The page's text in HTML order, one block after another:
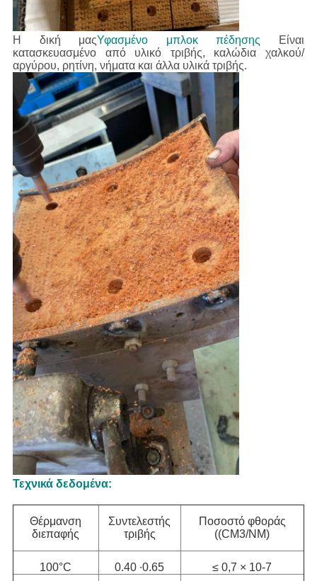
Η δική μαςΥφασμένο μπλοκ πέδησης
Είναι
κατασκευασμένο από υλικό τριβής, καλώδια χαλκού/
αργύρου, ρητίνη, νήματα και άλλα υλικά τριβής.
Τεχνικά δεδομένα:
Θέρμανση
διεπαφής
Συντελεστής
τριβής
Ποσοστό φθοράς
((CM3/NM)
100°C 0.40 ∙0.65 ≤ 0,7 × 10-7